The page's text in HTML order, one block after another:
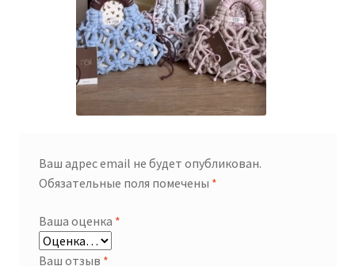
Ваш адрес email не будет опубликован.
Обязательные поля помечены *
Ваша оценка *
Ваш отзыв *